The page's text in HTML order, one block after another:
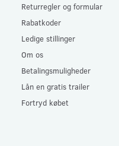
Returregler og formular
Rabatkoder
Ledige stillinger
Om os
Betalingsmuligheder
Lån en gratis trailer
Fortryd købet